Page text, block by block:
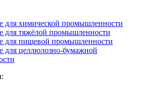
для химической промышленности
для тяжёлой промышленности
для пищевой промышленности
для целлюлозно-бумажной